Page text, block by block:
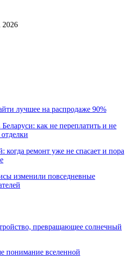
2026
лучшее на распродаже 90%
как не переплатить и не
когда ремонт уже не спасает и пора
изменили повседневные
превращающее солнечный
понимание вселенной